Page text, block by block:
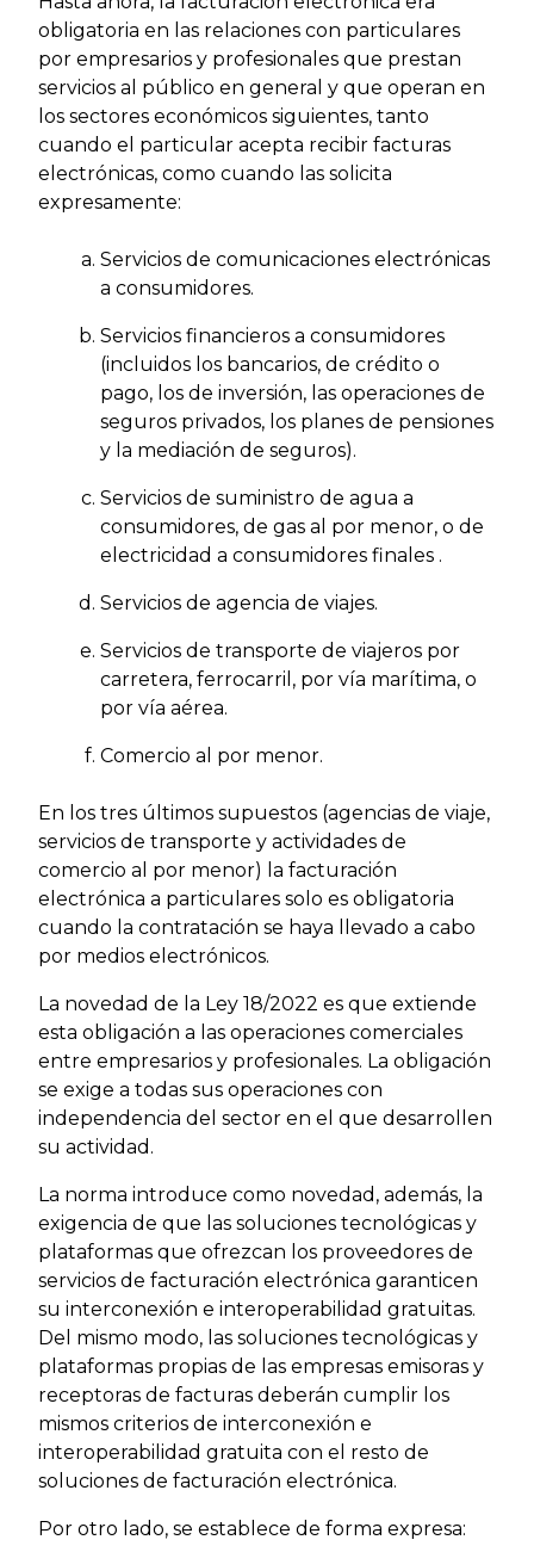
obligatoria en las relaciones con particulares
por empresarios y profesionales que prestan
servicios al público en general y que operan en
los sectores económicos siguientes, tanto
cuando el particular acepta recibir facturas
electrónicas, como cuando las solicita
expresamente:
Servicios de comunicaciones electrónicas
a consumidores.
Servicios financieros a consumidores
(incluidos los bancarios, de crédito o
pago, los de inversión, las operaciones de
seguros privados, los planes de pensiones
y la mediación de seguros).
Servicios de suministro de agua a
consumidores, de gas al por menor, o de
electricidad a consumidores finales .
Servicios de agencia de viajes.
Servicios de transporte de viajeros por
carretera, ferrocarril, por vía marítima, o
por vía aérea.
Comercio al por menor.
En los tres últimos supuestos (agencias de viaje,
servicios de transporte y actividades de
comercio al por menor) la facturación
electrónica a particulares solo es obligatoria
cuando la contratación se haya llevado a cabo
por medios electrónicos.
La novedad de la Ley 18/2022 es que extiende
esta obligación a las operaciones comerciales
entre empresarios y profesionales. La obligación
se exige a todas sus operaciones con
independencia del sector en el que desarrollen
su actividad.
La norma introduce como novedad, además, la
exigencia de que las soluciones tecnológicas y
plataformas que ofrezcan los proveedores de
servicios de facturación electrónica garanticen
su interconexión e interoperabilidad gratuitas.
Del mismo modo, las soluciones tecnológicas y
plataformas propias de las empresas emisoras y
receptoras de facturas deberán cumplir los
mismos criterios de interconexión e
interoperabilidad gratuita con el resto de
soluciones de facturación electrónica.
Por otro lado, se establece de forma expresa: